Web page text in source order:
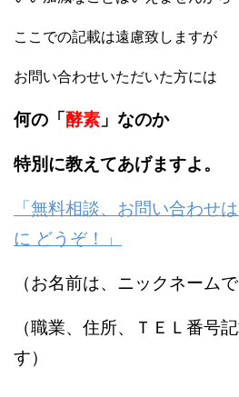
ここでの記載は遠慮致しますが
お問い合わせいただいた方には
何の「 酵素 」なのか
特別に教えてあげますよ。
「無料相談、お問い合わせ
に どうぞ！」
（お名前は、ニックネーム
（職業、住所、ＴＥＬ番号
す）